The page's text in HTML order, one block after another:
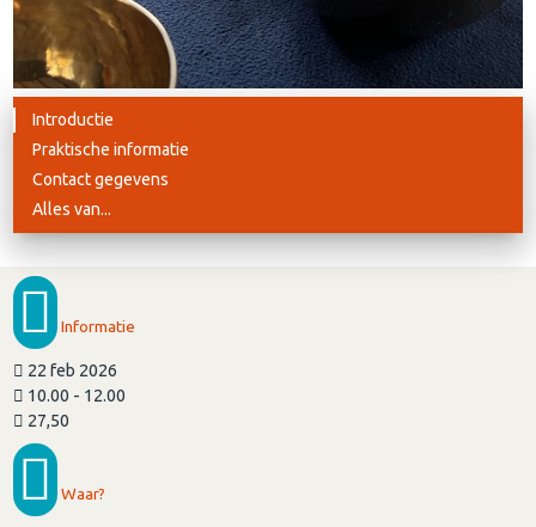
Introductie
Praktische informatie
Contact gegevens
Alles van...
Informatie
22 feb 2026
10.00 - 12.00
27,50
Waar?